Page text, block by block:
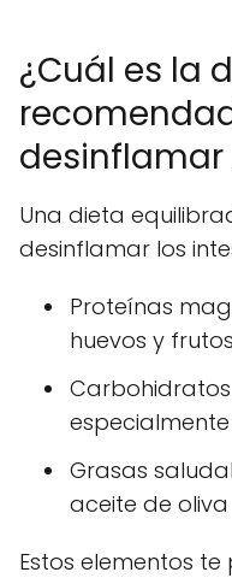
¿Cuál es la
desinflamar
Una dieta
desinflamar los
Proteínas
huevos y
Grasas
aceite de oliva
Estos elementos